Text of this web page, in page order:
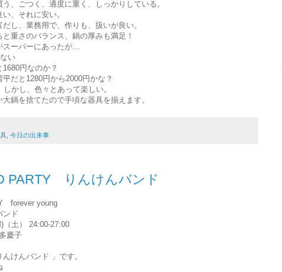
、ごつく、適度に重く、しっかりしている。
、それに安い。
し、業務用で、作りも、扱いが良い。
重さのバランス、鍋の厚みも満足！
ーパーにあったが...
い
円なのか？
だと1280円から2000円かな？
かし、色々とあって楽しい。
鍋を捨てたので手頃な器具を揃えます。
今日の出来事
PARTY りんけんバンド
forever young
ド
（土） 24:00-27:00
慶子
けんバンド 」です。